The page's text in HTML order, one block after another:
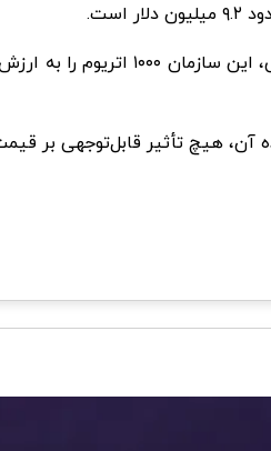
آن، هیچ تأثیر قابل‌توجهی بر